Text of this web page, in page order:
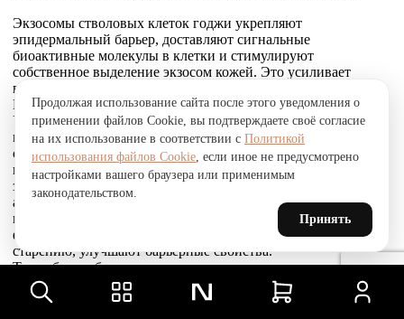
Экзосомы стволовых клеток годжи укрепляют
эпидермальный барьер, доставляют сигнальные
биоактивные молекулы в клетки и стимулируют
собственное выделение экзосом кожей. Это усиливает
выработку коллагена, эластина и гликозаминогликанов.
Комплекс Telosense Active продлевает жизнь клеток.
Укрепляющий пептид восстанавливает и усиливает связи
между фибробластами и внеклеточным матриксом,
стимулирует выработку коллагена I и VI типов, обеспечивая
прочное соединение эпидермиса и дермы, что приводит к
заметному сокращению морщин. Стволовые клетки
альпийской розы защищают, поддерживают и
восстанавливают устойчивость кожи к агрессивным
факторам окружающей среды и преждевременному
старению, улучшают барьерные свойства.
Товар был добавлен
В СРАВНЕНИЕ
чтобы посмотреть список сравнение, добавьте хотя бы ещё
Продолжая использование сайта после этого уведомления о
применении файлов Cookie, вы подтверждаете своё согласие
на их использование в соответствии с Политикой
использования файлов Cookie, если иное не предусмотрено
настройками вашего браузера или применимым
законодательством.
Принять